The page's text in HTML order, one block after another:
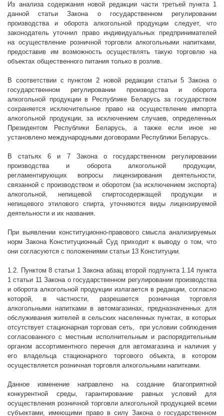
Из анализа содержания новой редакции части третьей пункта 1
данной статьи Закона о государственном регулировании
производства и оборота алкогольной продукции следует, что
законодатель уточнил право индивидуальных предпринимателей
на осуществление розничной торговли алкогольными напитками,
предоставив им возможность осуществлять такую торговлю на
объектах общественного питания только в розлив.
В соответствии с пунктом 2 новой редакции статьи 5 Закона о
государственном регулировании производства и оборота
алкогольной продукции в Республике Беларусь за государством
сохраняется исключительное право на осуществление импорта
алкогольной продукции, за исключением случаев, определенных
Президентом Республики Беларусь, а также если иное не
установлено международными договорами Республики Беларусь.
В статьях 6 и 7 Закона о государственном регулировании
производства и оборота алкогольной продукции,
регламентирующих вопросы лицензирования деятельности,
связанной с производством и оборотом (за исключением экспорта)
алкогольной, непищевой спиртосодержащей продукции и
непищевого этилового спирта, уточняются виды лицензируемой
деятельности и их названия.
При выявлении конституционно-правового смысла анализируемых
норм Закона Конституционный Суд приходит к выводу о том, что
они согласуются с положениями статьи 13 Конституции.
1.2. Пунктом 8 статьи 1 Закона абзац второй подпункта 1.14 пункта
1 статьи 11 Закона о государственном регулировании производства
и оборота алкогольной продукции излагается в редакции, согласно
которой, в частности, разрешается розничная торговля
алкогольными напитками в автомагазинах, предназначенных для
обслуживания жителей в сельских населенных пунктах, в которых
отсутствует стационарная торговая сеть,
при условии соблюдения
согласованного с местным исполнительным и распорядительным
органом ассортиментного перечня для автомагазина и наличия у
его владельца стационарного торгового объекта, в котором
осуществляется розничная торговля алкогольными напитками.
Данное изменение направлено на создание благоприятной
конкурентной среды, гарантирование равных условий для
осуществления розничной торговли алкогольной продукцией всеми
субъектами, имеющими право в силу Закона о государственном